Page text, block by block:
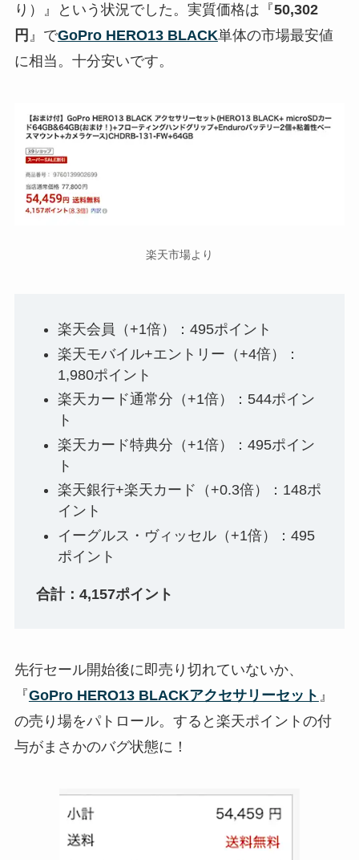
り）』という状況でした。実質価格は『50,302
円 』でGoPro HERO13 BLACK単体の市場最安値
に相当。十分安いです。
楽天市場より
楽天会員（+1倍）：495ポイント
楽天モバイル+エントリー（+4倍）：
1,980ポイント
楽天カード通常分（+1倍）：544ポイン
ト
楽天カード特典分（+1倍）：495ポイン
ト
楽天銀行+楽天カード（+0.3倍）：148ポ
イント
イーグルス・ヴィッセル（+1倍）：495
ポイント
合計：4,157ポイント
先行セール開始後に即売り切れていないか、
『GoPro HERO13 BLACKアクセサリーセット 』
の売り場をパトロール。すると楽天ポイントの付
与がまさかのバグ状態に！